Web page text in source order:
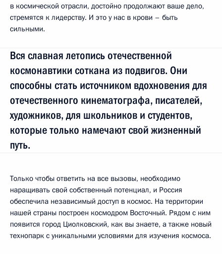
в космической отрасли, достойно продолжают ваше дело,
стремятся к лидерству. И это у нас в крови – быть
сильными.
Вся славная летопись отечественной
космонавтики соткана из подвигов. Они
способны стать источником вдохновения для
отечественного кинематографа, писателей,
художников, для школьников и студентов,
которые только намечают свой жизненный
путь.
Только чтобы ответить на все вызовы, необходимо
наращивать свой собственный потенциал, и Россия
обеспечила независимый доступ в космос. На территории
нашей страны построен космодром Восточный. Рядом с ним
появится город Циолковский, как вы знаете, а также новый
технопарк с уникальными условиями для изучения космоса.